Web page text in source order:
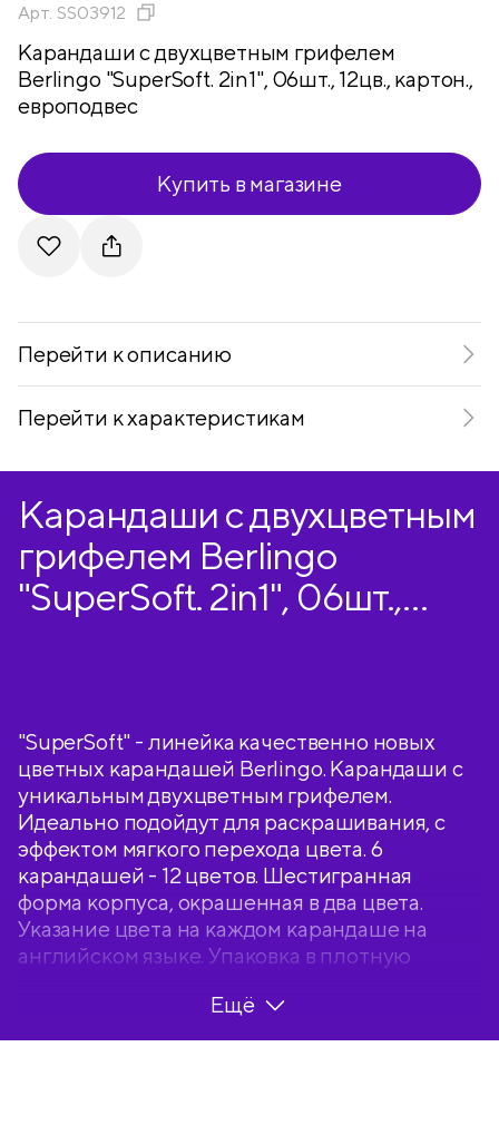
Арт. SS03912
Карандаши с двухцветным грифелем
Berlingo "SuperSoft. 2in1", 06шт., 12цв., картон.,
европодвес
Купить в магазине
Перейти к описанию
Перейти к характеристикам
Карандаши с двухцветным
грифелем Berlingo
"SuperSoft. 2in1", 06шт.,
"SuperSoft" - линейка качественно новых
цветных карандашей Berlingo. Карандаши с
уникальным двухцветным грифелем.
Идеально подойдут для раскрашивания, с
эффектом мягкого перехода цвета. 6
карандашей - 12 цветов. Шестигранная
форма корпуса, окрашенная в два цвета.
Указание цвета на каждом карандаше на
английском языке. Упаковка в плотную
Ещё